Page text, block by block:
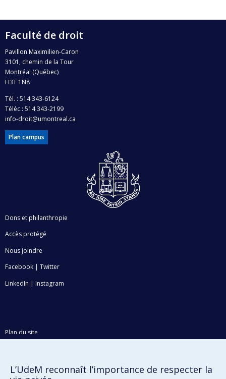
Faculté de droit
Pavillon Maximilien-Caron
3101, chemin de la Tour
Montréal (Québec)
H3T 1N8
Tél. : 514 343-6124
Téléc.: 514 343-2199
info-droit@umontreal.ca
Plan campus
Dons et philanthropie
Accès protégé
Nous joindre
Facebook | Twitter
LinkedIn | Instagram
Plan du site
L’UdeM reconnaît l’importance de respecter la